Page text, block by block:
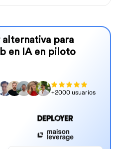
para
en IA en piloto
+2000 usuarios